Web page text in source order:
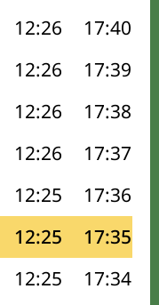
12:26 17:40
12:26 17:39
12:26 17:38
12:26 17:37
12:25 17:36
12:25 17:35
12:25 17:34